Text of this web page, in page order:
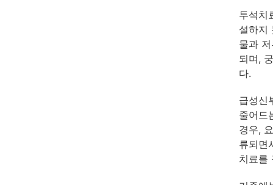
투석치
설하지
물과
되며,
다.
급성신
줄어드
경우,
류되면
치료를